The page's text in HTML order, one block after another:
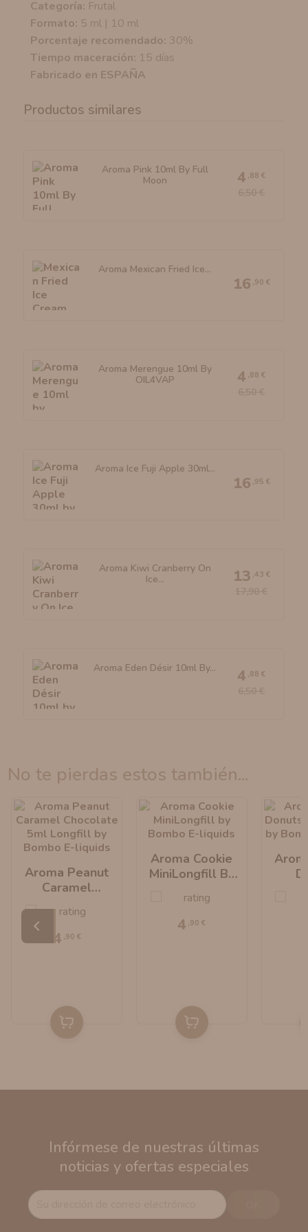
Categoría: Frutal
Formato: 5 ml | 10 ml
Porcentaje recomendado: 30%
Tiempo maceración: 15 días
Fabricado en ESPAÑA
Productos similares
Aroma Pink 10ml By Full
Moon
4 ,88 €
Aroma Mexican Fried Ice...
16 ,90 €
Aroma Merengue 10ml By
OIL4VAP
4 ,88 €
Aroma Ice Fuji Apple 30ml...
16 ,95 €
Aroma Kiwi Cranberry On
Ice...
13 ,43 €
Aroma Eden Désir 10ml By...
4 ,88 €
no te pierdas estos también...
Aroma Peanut
Caramel
MiniLongfill By
Bombo E-Liquids
4 ,90 €
Aroma Cookie
MiniLongfill By
4 ,90 €
Infórmese de nuestras últimas
noticias y ofertas especiales